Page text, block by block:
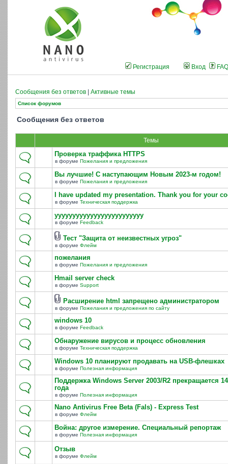
Регистрация Вход FAQ
Сообщения без ответов Активные темы
Список форумов
Сообщения без ответов
Темы
Проверка траффика HTTPS
в форуме Пожелания и предложения
Вы лучшие! С наступающим Новым 2023-м годом!
в форуме Пожелания и предложения
I have updated my presentation. Thank you for your
в форуме Техническая поддержка
yyyyyyyyyyyyyyyyyyyyyyyyy
в форуме Feedback
Тест "Защита от неизвестных угроз"
в форуме Флейм
пожелания
в форуме Пожелания и предложения
Hmail server check
в форуме Support
Расширение html запрещено администратором
в форуме Пожелания и предложения по сайту
windows 10
в форуме Feedback
Обнаружение вирусов и процесс обновления
в форуме Техническая поддержка
Windows 10 планируют продавать на USB-флешках
в форуме Полезная информация
Поддержка Windows Server 2003/R2 прекращается
года
в форуме Полезная информация
Nano Antivirus Free Beta (Fals) - Express Test
в форуме Флейм
Война: другое измерение. Специальный репортаж
в форуме Полезная информация
Отзыв
в форуме Флейм